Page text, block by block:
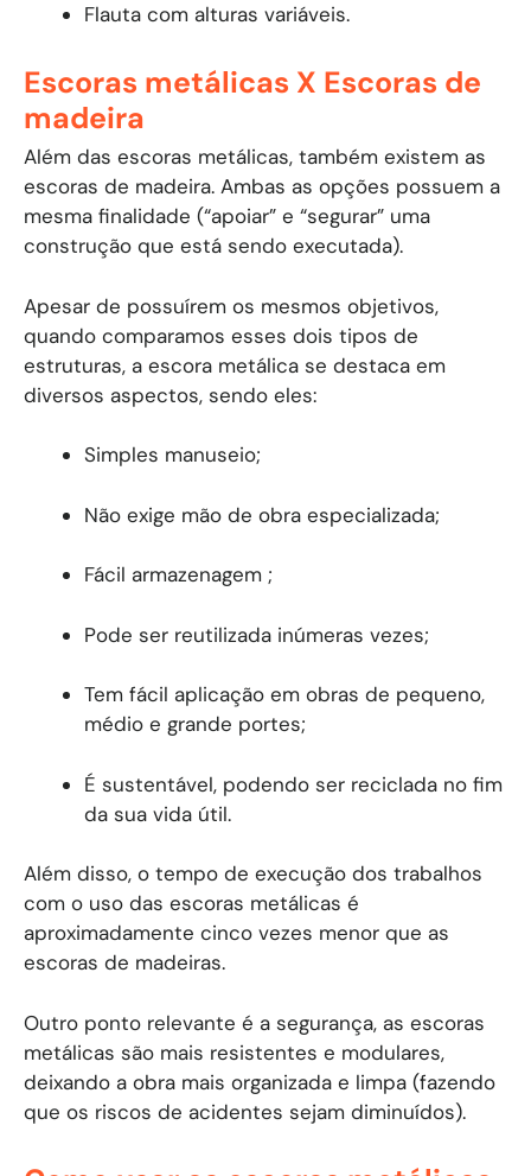
Flauta com alturas variáveis.
Escoras metálicas X Escoras de
madeira
Além das escoras metálicas, também existem as
escoras de madeira. Ambas as opções possuem a
mesma finalidade (“apoiar” e “segurar” uma
construção que está sendo executada).
Apesar de possuírem os mesmos objetivos,
quando comparamos esses dois tipos de
estruturas, a escora metálica se destaca em
diversos aspectos, sendo eles:
Simples manuseio;
Não exige mão de obra especializada;
Fácil armazenagem ;
Pode ser reutilizada inúmeras vezes;
Tem fácil aplicação em obras de pequeno,
médio e grande portes;
É sustentável, podendo ser reciclada no fim
da sua vida útil.
Além disso, o tempo de execução dos trabalhos
com o uso das escoras metálicas é
aproximadamente cinco vezes menor que as
escoras de madeiras.
Outro ponto relevante é a segurança, as escoras
metálicas são mais resistentes e modulares,
deixando a obra mais organizada e limpa (fazendo
que os riscos de acidentes sejam diminuídos).